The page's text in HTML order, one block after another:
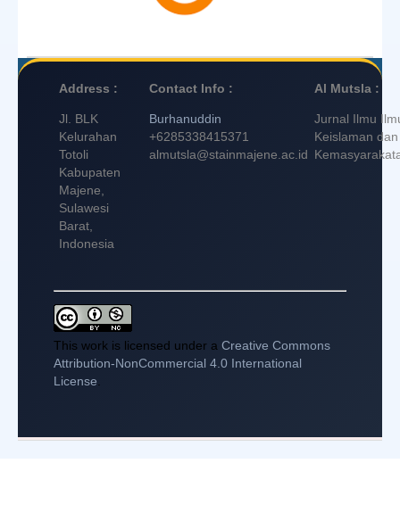
Address :
Jl. BLK
Kelurahan
Totoli
Kabupaten
Majene,
Sulawesi
Barat,
Indonesia
Contact Info :
Burhanuddin
+6285338415371
almutsla@stainmajene.ac.id
Al Mutsla :
Jurnal Ilmu
Keislaman dan
This work is licensed under a Creative Commons
Attribution-NonCommercial 4.0 International
License